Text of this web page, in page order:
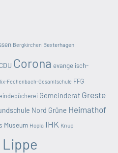
Bergkirchen Bexterhagen
CDU Corona evangelisch-
Fechenbach-Gesamtschule FFG
Gemeinderat Greste
Nord Grüne Heimathof
Museum Hopla IHK Knup